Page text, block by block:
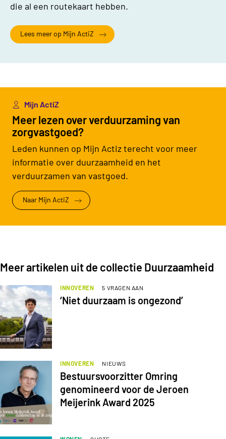
die al een routekaart hebben.
Lees meer op Mijn ActiZ
Mijn ActiZ
Meer lezen over verduurzaming van
zorgvastgoed?
Leden kunnen op Mijn Actiz terecht voor meer
informatie over duurzaamheid en het
verduurzamen van vastgoed.
Naar Mijn ActiZ
Meer artikelen uit de collectie Duurzaamheid
INNOVEREN 5 VRAGEN AAN
‘Niet duurzaam is ongezond’
INNOVEREN NIEUWS
Bestuursvoorzitter Omring
genomineerd voor de Jeroen
Meijerink Award 2025